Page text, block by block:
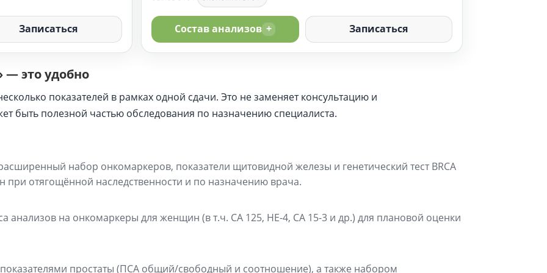
фосфатаза)
в
36-20-015 HE-4
36-20-006 CA 125
антиген (РЭА)
карциномы (SCC)
енолаза (NSE)
в
СА 72-4
Записаться
ТГ)
Состав анализов + Записаться
иммунохимический метод FOB Gold
36-20-004 Раково-эмбриональный антиген (РЭА)
36-20-016 CA 242
— это удобно
показателей в рамках одной сдачи. Это не заменяет консультацию и
быть полезной частью обследования по назначению специалиста.
набор онкомаркеров, показатели щитовидной железы и генетический тест BRCA
отягощённой наследственности и по назначению врача.
анализов на онкомаркеры для женщин (в т.ч. CA 125, HE-4, CA 15-3 и др.) для плановой оценки
простаты (ПСА общий/свободный и соотношение), а также набором